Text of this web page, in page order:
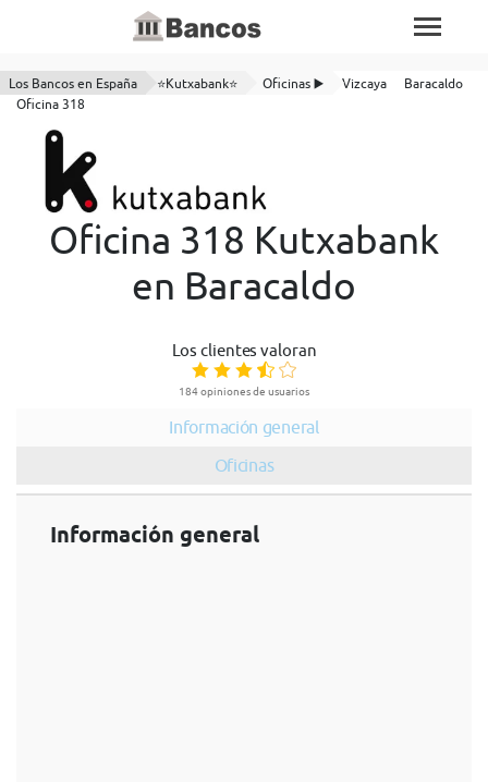
Los Bancos en España ⭐Kutxabank⭐ Oficinas ▶️ Vizcaya
Baracaldo
Oficina 318
Oficina 318 Kutxabank
en Baracaldo
Los clientes valoran
184 opiniones de usuarios
Información general
Oficinas
Información general